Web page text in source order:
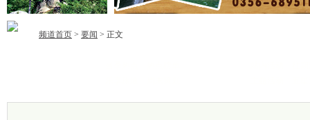
频道首页 > 要闻 > 正文